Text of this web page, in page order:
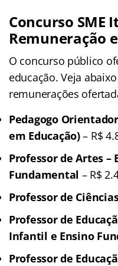
Concurso SME
Remuneração
O concurso público
educação. Veja
remunerações
Pedagogo
em Educação)– R$
Professor de Artes –
Fundamental – R$
Professor de
Professor de
Infantil e Ensino
Professor de